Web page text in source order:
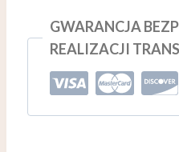
GWARANCJA
REALIZACJI